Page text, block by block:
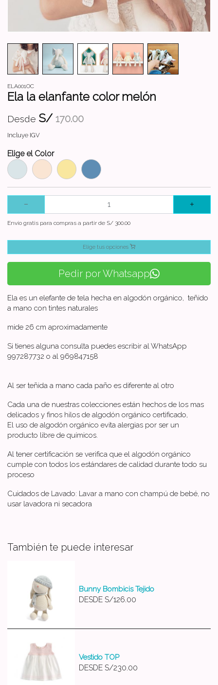
ELA001OC
Ela la elanfante color melón
Desde S/ 170.00
Incluye IGV
Elige el Color
Envío gratis para compras a partir de S/ 300.00
Elige tus opciones
Pedir por Whatsapp
Ela es un elefante de tela hecha en algodón orgánico, teñido
a mano con tintes naturales
mide 26 cm aproximadamente
Si tienes alguna consulta puedes escribir al WhatsApp
997287732 o al 969847158
Al ser teñida a mano cada paño es diferente al otro
Cada una de nuestras colecciones están hechos de los mas
delicados y finos hilos de algodón orgánico certificado,
El uso de algodón orgánico evita alergias por ser un
producto libre de químicos.
Al tener certificación se verifica que el algodón orgánico
cumple con todos los estándares de calidad durante todo su
proceso
Cuidados de Lavado: Lavar a mano con champú de bebé, no
usar lavadora ni secadora
También te puede interesar
Bunny Bombicis Tejido
DESDE S/126.00
Vestido TOP
DESDE S/230.00